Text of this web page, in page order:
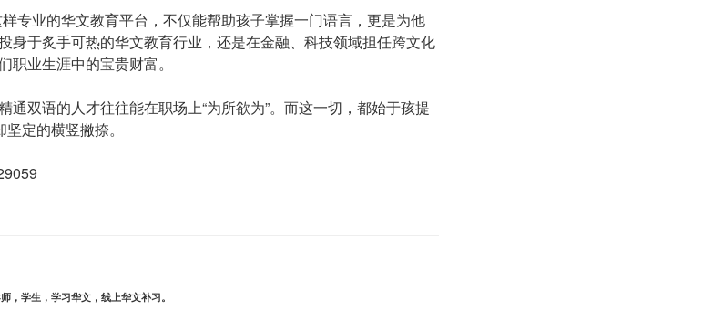
专业的华文教育平台，不仅能帮助孩子掌握一门语言，更是为他
身于炙手可热的华文教育行业，还是在金融、科技领域担任跨文化
业生涯中的宝贵财富。
通双语的人才往往能在职场上“为所欲为”。而这一切，都始于孩提
定的横竖撇捺。
，学生，学习华文，线上华文补习。